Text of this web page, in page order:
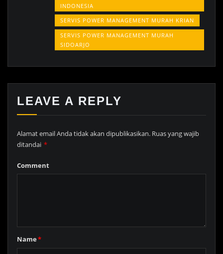
INDONESIA
SERVIS POWER MANAGEMENT MURAH KRIAN
SERVIS POWER MANAGEMENT MURAH
SIDOARJO
LEAVE A REPLY
Alamat email Anda tidak akan dipublikasikan. Ruas yang wajib
ditandai *
Comment
Name*